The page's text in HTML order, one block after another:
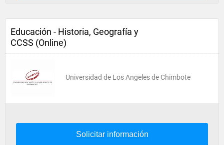
Educación - Historia, Geografía y
CCSS (Online)
Universidad de Los Angeles de Chimbote
Solicitar información